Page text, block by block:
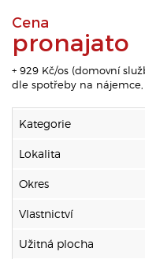
Cena
pronajato
+ 929 Kč/os (domovní
dle spotřeby na nájemce,
Kategorie
Lokalita
Okres
Vlastnictví
Užitná plocha